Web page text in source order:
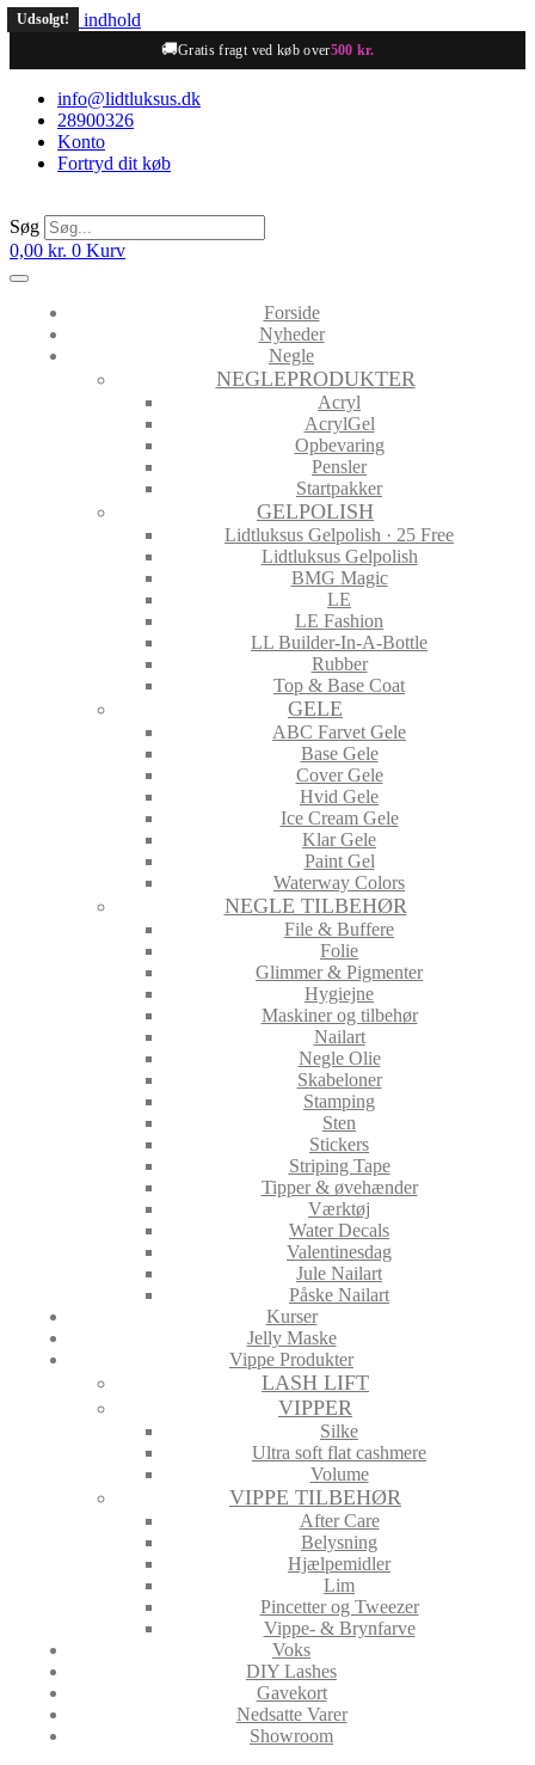
Videre til indhold
🚚Gratis fragt ved køb over500 kr.
info@lidtluksus.dk
28900326
Konto
Fortryd dit køb
Søg
0,00 kr. 0 Kurv
Forside
Nyheder
Negle
NEGLEPRODUKTER
Acryl
AcrylGel
Opbevaring
Pensler
Startpakker
GELPOLISH
Lidtluksus Gelpolish · 25 Free
Lidtluksus Gelpolish
BMG Magic
LE
LE Fashion
LL Builder-In-A-Bottle
Rubber
Top & Base Coat
GELE
ABC Farvet Gele
Base Gele
Cover Gele
Hvid Gele
Ice Cream Gele
Klar Gele
Paint Gel
Waterway Colors
NEGLE TILBEHØR
File & Buffere
Folie
Glimmer & Pigmenter
Hygiejne
Maskiner og tilbehør
Nailart
Negle Olie
Skabeloner
Stamping
Sten
Stickers
Striping Tape
Tipper & øvehænder
Værktøj
Water Decals
Valentinesdag
Jule Nailart
Påske Nailart
Kurser
Jelly Maske
Vippe Produkter
LASH LIFT
VIPPER
Silke
Ultra soft flat cashmere
Volume
VIPPE TILBEHØR
After Care
Belysning
Hjælpemidler
Lim
Pincetter og Tweezer
Vippe- & Brynfarve
Voks
DIY Lashes
Gavekort
Nedsatte Varer
Showroom
Udsolgt!
Udsolgt!